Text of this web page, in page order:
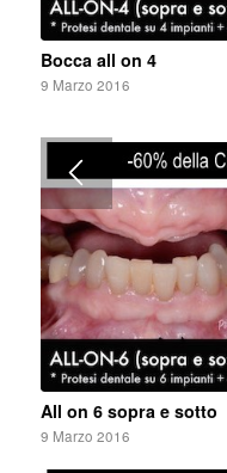
Bocca all on 4
9 Marzo 2016
All on 6 sopra e sotto
9 Marzo 2016